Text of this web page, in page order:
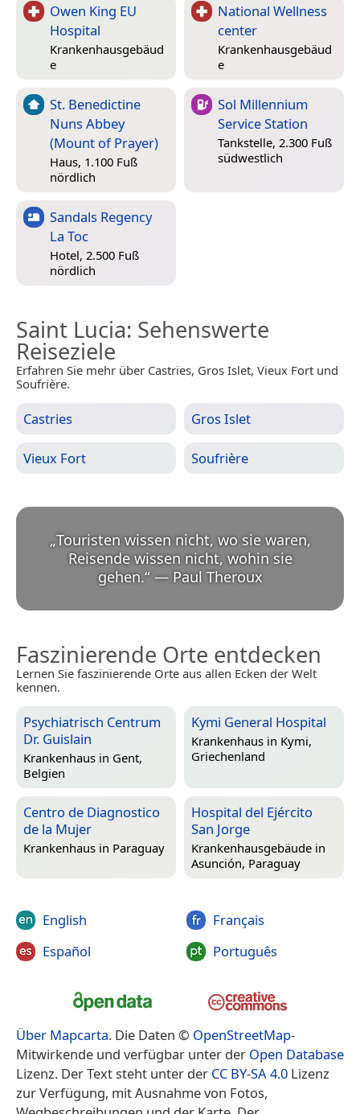
Owen King EU
Hospital
Krankenhausgebäud
e
National Wellness
center
Krankenhausgebäud
e
St. Benedictine
Nuns Abbey
(Mount of Prayer)
Haus, 1.100 Fuß
nördlich
Sol Millennium
Service Station
Tankstelle, 2.300 Fuß
südwestlich
Sandals Regency
La Toc
Hotel, 2.500 Fuß
nördlich
Saint Lucia: Sehenswerte
Reiseziele
Erfahren Sie mehr über Castries, Gros Islet, Vieux Fort und
Soufrière.
Castries Gros Islet
Vieux Fort Soufrière
„Touristen wissen nicht, wo sie waren,
Reisende wissen nicht, wohin sie
gehen.“ — Paul Theroux
Faszinierende Orte entdecken
Lernen Sie faszinierende Orte aus allen Ecken der Welt
kennen.
Psychiatrisch Centrum
Dr. Guislain
Krankenhaus in Gent,
Belgien
Kymi General Hospital
Krankenhaus in Kymi,
Griechenland
Centro de Diagnostico
de la Mujer
Krankenhaus in Paraguay
Hospital del Ejército
San Jorge
Krankenhausgebäude in
Asunción, Paraguay
English
Español
Français
Português
Über Mapcarta. Die Daten © OpenStreetMap-
Mitwirkende und verfügbar unter der Open Database
Lizenz. Der Text steht unter der CC BY-SA 4.0 Lizenz
zur Verfügung, mit Ausnahme von Fotos,